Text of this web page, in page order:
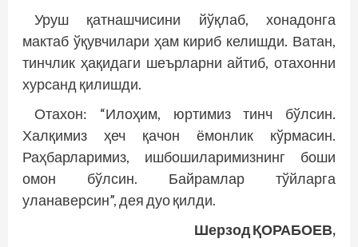
Уруш қатнашчисини йўқлаб, хонадонга
мактаб ўқувчилари ҳам кириб келишди. Ватан,
тинчлик ҳақидаги шеърларни айтиб, отахонни
хурсанд қилишди.
Отахон: “Илоҳим, юртимиз тинч бўлсин.
Халқимиз ҳеч қачон ёмонлик кўрмасин.
Раҳбарларимиз, ишбошиларимизнинг боши
омон бўлсин. Байрамлар тўйларга
уланаверсин”, дея дуо қилди.
Шерзод ҚОРАБОЕВ,